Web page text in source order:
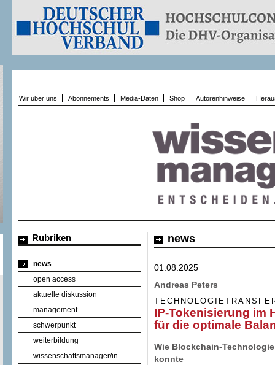
Wir über uns Abonnements Media-Daten Shop Autorenhinweise
Rubriken
news
open access
aktuelle diskussion
management
schwerpunkt
weiterbildung
wissenschaftsmanager/in
news
01.08.2025
Andreas Peters
IP-Tokenisierung im
für die optimale
Wie Blockchain-
konnte